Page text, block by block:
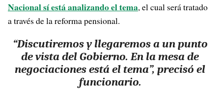
Nacional sí está analizando el tema, el cual será tratado
a través de la reforma pensional.
“Discutiremos y llegaremos a un punto
de vista del Gobierno. En la mesa de
negociaciones está el tema”, precisó el
funcionario.